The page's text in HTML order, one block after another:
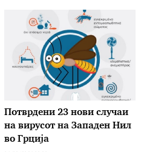
Потврдени 23 нови случаи
на вирусот на Западен Нил
во Грција